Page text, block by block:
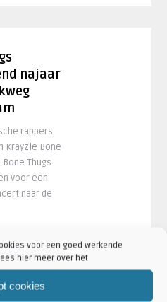
voor een goed werkende
hier meer over het
cookies
najaar
rappers
Krayzie Bone
Thugs
voor een
naar de